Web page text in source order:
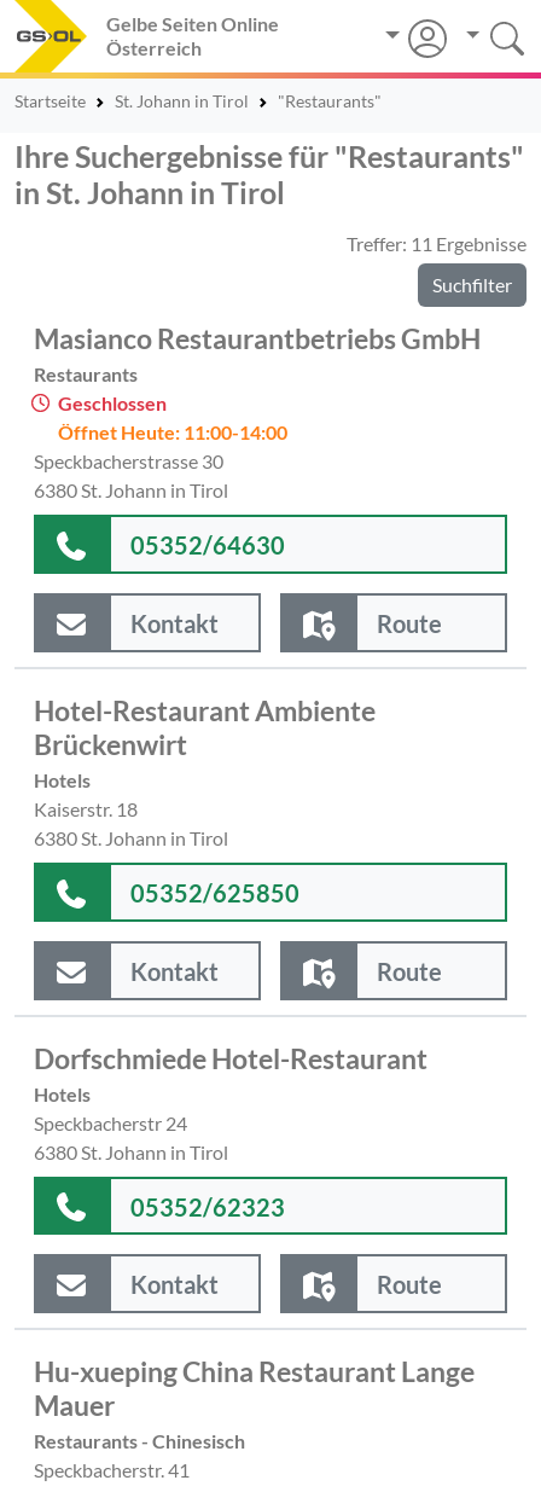
Gelbe Seiten Online
Österreich
Startseite St. Johann in Tirol "Restaurants"
Ihre Suchergebnisse für "Restaurants"
in St. Johann in Tirol
Treffer: 11 Ergebnisse
Suchfilter
Masianco Restaurantbetriebs GmbH
Restaurants
Geschlossen
Öffnet Heute: 11:00-14:00
Speckbacherstrasse 30
6380 St. Johann in Tirol
05352/64630
Kontakt Route
Hotel-Restaurant Ambiente
Brückenwirt
Hotels
Kaiserstr. 18
6380 St. Johann in Tirol
05352/625850
Kontakt Route
Dorfschmiede Hotel-Restaurant
Hotels
Speckbacherstr 24
6380 St. Johann in Tirol
05352/62323
Kontakt Route
Hu-xueping China Restaurant Lange
Mauer
Restaurants - Chinesisch
Speckbacherstr. 41